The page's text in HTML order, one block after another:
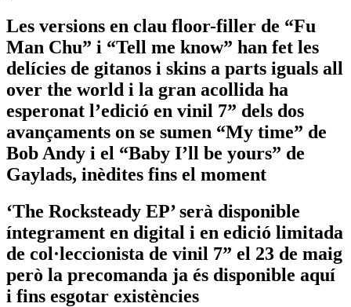
Les versions en clau floor-filler de “Fu
Man Chu” i “Tell me know” han fet les
delícies de gitanos i skins a parts iguals all
over the world i la gran acollida ha
esperonat l’edició en vinil 7” dels dos
avançaments on se sumen “My time” de
Bob Andy i el “Baby I’ll be yours” de
Gaylads, inèdites fins el moment
‘The Rocksteady EP’ serà disponible
íntegrament en digital i en edició limitada
de col·leccionista de vinil 7” el 23 de maig
però la precomanda ja és disponible aquí
i fins esgotar existències